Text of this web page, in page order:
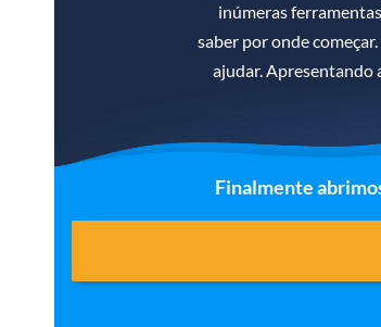
inúmeras
saber por onde
ajudar. Apresentando
Finalmente